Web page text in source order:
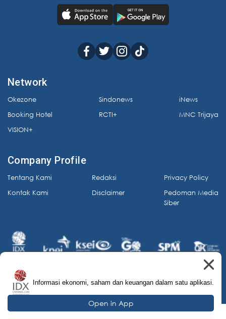
Network
Okezone
Booking Hotel
VISION+
Sindonews
RCTI+
iNews
MNC Trijaya
Company Profile
Tentang Kami
Kontak Kami
Redaksi
Disclaimer
Privacy Policy
Pedoman Media
Siber
© 2026 IDX Channel. All Rights Reserved.
Informasi ekonomi, saham dan keuangan dalam satu aplikasi.
Open in App